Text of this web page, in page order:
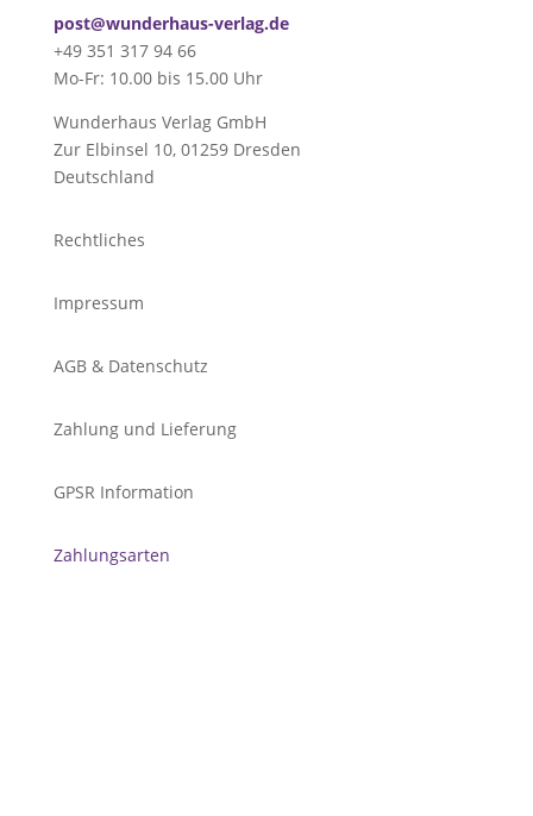
post@wunderhaus-verlag.de
+49 351 317 94 66
Mo-Fr: 10.00 bis 15.00 Uhr
Wunderhaus Verlag GmbH
Zur Elbinsel 10, 01259 Dresden
Deutschland
Rechtliches
Impressum
AGB & Datenschutz
Zahlung und Lieferung
GPSR Information
Zahlungsarten